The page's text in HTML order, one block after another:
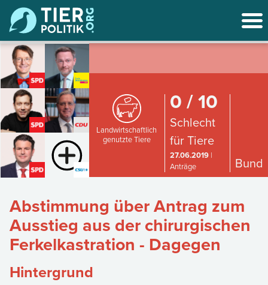
Landwirtschaftlich
genutzte Tiere
0 / 10
Schlecht
für Tiere
27.06.2019|
Anträge
Bund
Abstimmung über Antrag zum
Ausstieg aus der chirurgischen
Ferkelkastration - Dagegen
Hintergrund